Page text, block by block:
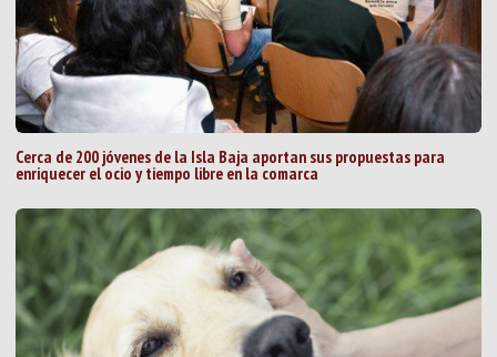
Cerca de 200 jóvenes de la Isla Baja aportan sus propuestas para
enriquecer el ocio y tiempo libre en la comarca